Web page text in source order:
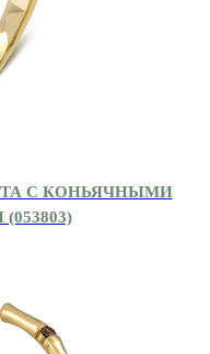
С КОНЬЯЧНЫМИ